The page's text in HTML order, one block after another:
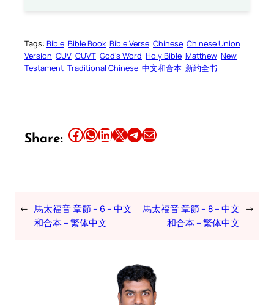
Tags: Bible Bible Book Bible Verse Chinese Chinese Union
Version CUV CUVT God’s Word Holy Bible Matthew New
Testament Traditional Chinese 中文和合本 新约全书
Share: Share this article on Facebook Share this article on WhatsApp Share this article on LinkedIn Share this article on X Share this article on TelegramEmail this Article
← 馬太福音 章節 – 6 – 中文
和合本 – 繁体中文
馬太福音 章節 – 8 – 中文
和合本 – 繁体中文
→